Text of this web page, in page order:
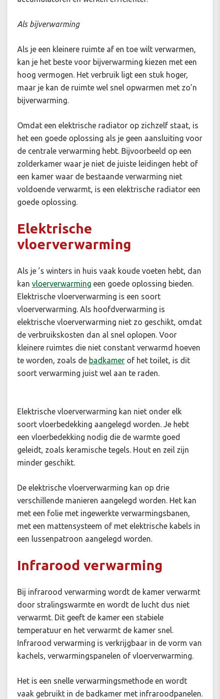
Als bijverwarming
Als je een kleinere ruimte af en toe wilt verwarmen,
kan je het beste voor bijverwarming kiezen met een
hoog vermogen. Het verbruik ligt een stuk hoger,
maar je kan de ruimte wel snel opwarmen met zo’n
bijverwarming.
Omdat een elektrische radiator op zichzelf staat, is
het een goede oplossing als je geen aansluiting voor
de centrale verwarming hebt. Bijvoorbeeld op een
zolderkamer waar je niet de juiste leidingen hebt of
een kamer waar de bestaande verwarming niet
voldoende verwarmt, is een elektrische radiator een
goede oplossing.
Elektrische
vloerverwarming
Als je ’s winters in huis vaak koude voeten hebt, dan
kan vloerverwarming een goede oplossing bieden.
Elektrische vloerverwarming is een soort
vloerverwarming. Als hoofdverwarming is
elektrische vloerverwarming niet zo geschikt, omdat
de verbruikskosten dan al snel oplopen. Voor
kleinere ruimtes die niet constant verwarmd hoeven
te worden, zoals de badkamer of het toilet, is dit
soort verwarming juist wel aan te raden.
Elektrische vloerverwarming kan niet onder elk
soort vloerbedekking aangelegd worden. Je hebt
een vloerbedekking nodig die de warmte goed
geleidt, zoals keramische tegels. Hout en zeil zijn
minder geschikt.
De elektrische vloerverwarming kan op drie
verschillende manieren aangelegd worden. Het kan
met een folie met ingewerkte verwarmingsbanen,
met een mattensysteem of met elektrische kabels in
een lussenpatroon aangelegd worden.
Infrarood verwarming
Bij infrarood verwarming wordt de kamer verwarmt
door stralingswarmte en wordt de lucht dus niet
verwarmt. Dit geeft de kamer een stabiele
temperatuur en het verwarmt de kamer snel.
Infrarood verwarming is verkrijgbaar in de vorm van
kachels, verwarmingspanelen of vloerverwarming.
Het is een snelle verwarmingsmethode en wordt
vaak gebruikt in de badkamer met infraroodpanelen.